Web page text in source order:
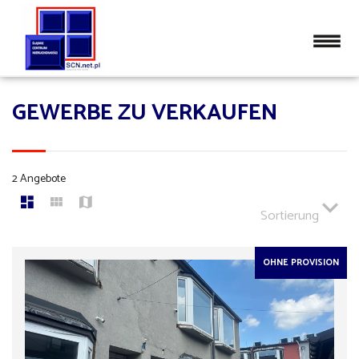
GEWERBE ZU VERKAUFEN
2 Angebote
Sortierung
OHNE PROVISION